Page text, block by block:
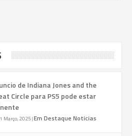
de Indiana Jones and the
Circle para PS5 pode estar
Março, 2025|Em Destaque Noticias